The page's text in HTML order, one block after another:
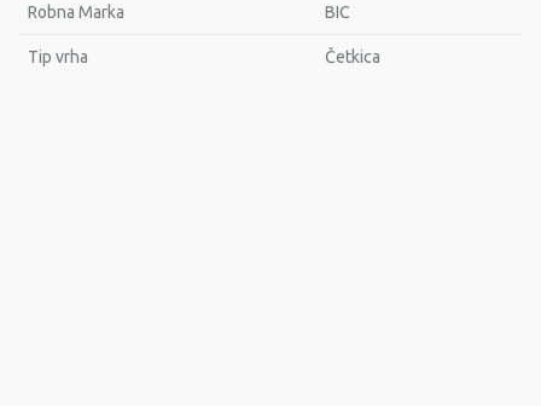
Robna Marka BIC
Tip vrha Četkica